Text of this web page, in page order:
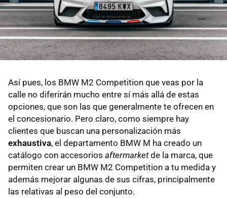
Así pues, los BMW M2 Competition que veas por la
calle no diferirán mucho entre sí más allá de estas
opciones, que son las que generalmente te ofrecen en
el concesionario. Pero claro, como siempre hay
clientes que buscan una personalización más
exhaustiva, el departamento BMW M ha creado un
catálogo con accesorios aftermarketde la marca, que
permiten crear un BMW M2 Competition a tu medida y
además mejorar algunas de sus cifras, principalmente
las relativas al peso del conjunto.